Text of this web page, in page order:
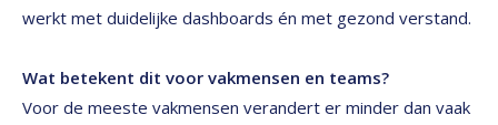
werkt met duidelijke dashboards én met gezond verstand.
Wat betekent dit voor vakmensen en teams?
Voor de meeste vakmensen verandert er minder dan vaak